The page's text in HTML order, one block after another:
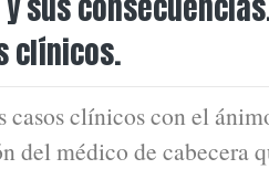
sus
clínicos.
casos clínicos con el
del médico de cabecera